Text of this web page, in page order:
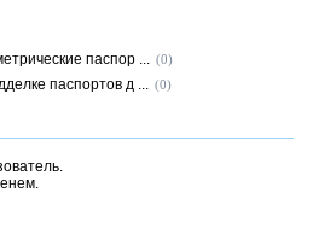
паспор ... (0)
паспортов д ... (0)